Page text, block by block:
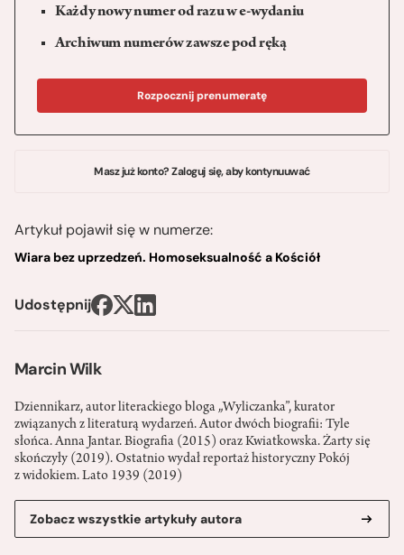
Marcin Wilk
Dziennikarz, autor literackiego bloga „Wyliczanka”, kurator
związanych z literaturą wydarzeń. Autor dwóch biografii: Tyle
słońca. Anna Jantar. Biografia (2015) oraz Kwiatkowska. Żarty się
skończyły (2019). Ostatnio wydał reportaż historyczny Pokój
z widokiem. Lato 1939 (2019)
Zobacz wszystkie artykuły autora
Każdy nowy numer od razu w e-wydaniu
Archiwum numerów zawsze pod ręką
Rozpocznij prenumeratę
Masz już konto? Zaloguj się, aby kontynuuwać
Artykuł pojawił się w numerze:
Wiara bez uprzedzeń. Homoseksualność a Kościół
Udostępnij